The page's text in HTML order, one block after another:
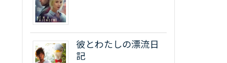
彼とわたしの漂流日
記